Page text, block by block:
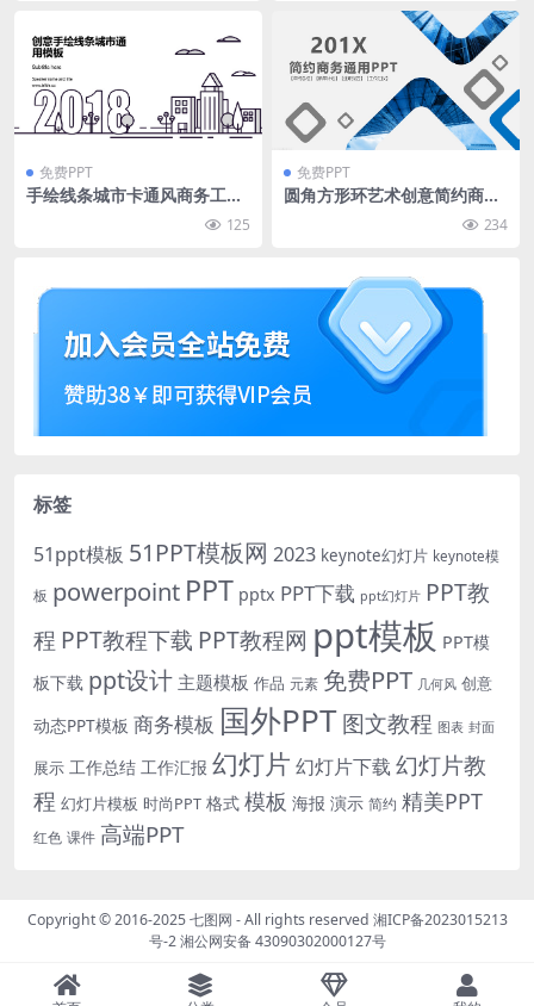
免费PPT
手绘线条城市卡通风商务工作
125
免费PPT
圆角方形环艺术创意简约商务
蓝工作汇报总结通用ppt模板234
标签
51ppt模板 51PPT模板网 2023 keynote幻灯片 keynote模
板 powerpoint PPT pptx PPT下载 ppt幻灯片 PPT教
程 PPT教程下载 PPT教程网 ppt模板 PPT模
板下载 ppt设计 主题模板 作品 元素 免费PPT 几何风 创意
动态PPT模板 商务模板 国外PPT图文教程 图表 封面
展示 工作总结 工作汇报 幻灯片 幻灯片下载 幻灯片教
程 幻灯片模板 时尚PPT 格式 模板 海报 演示 简约 精美PPT
红色 课件 高端PPT
Copyright © 2016-2025七图网 - All rights reserved 湘ICP备2023015213
号-2湘公网安备 43090302000127号